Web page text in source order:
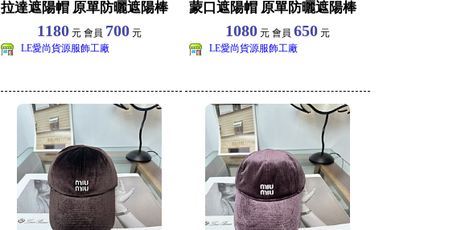
拉達遮陽帽 原單防曬遮陽棒
球帽批發
1180元 會員 700元
LE愛尚貨源服飾工廠
蒙口遮陽帽 原單防曬遮陽棒
球帽批發
1080元 會員 650元
LE愛尚貨源服飾工廠